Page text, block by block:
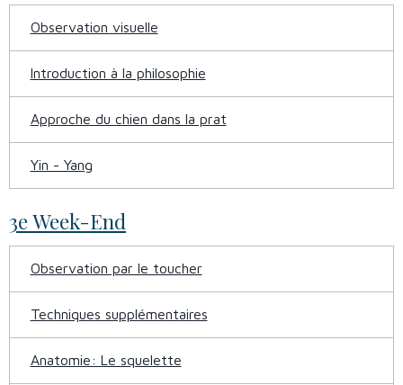
Observation visuelle
Introduction à la philosophie
Approche du chien dans la prat
Yin - Yang
3e Week-End
Observation par le toucher
Techniques supplémentaires
Anatomie: Le squelette